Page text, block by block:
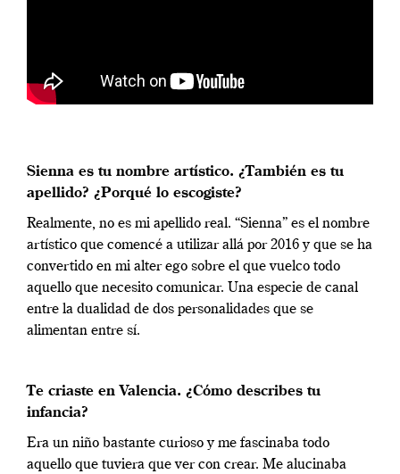
Sienna es tu nombre artístico. ¿También es tu
apellido? ¿Porqué lo escogiste?
Realmente, no es mi apellido real. “Sienna” es el nombre
artístico que comencé a utilizar allá por 2016 y que se ha
convertido en mi alter ego sobre el que vuelco todo
aquello que necesito comunicar. Una especie de canal
entre la dualidad de dos personalidades que se
alimentan entre sí.
Te criaste en Valencia. ¿Cómo describes tu
infancia?
Era un niño bastante curioso y me fascinaba todo
aquello que tuviera que ver con crear. Me alucinaba